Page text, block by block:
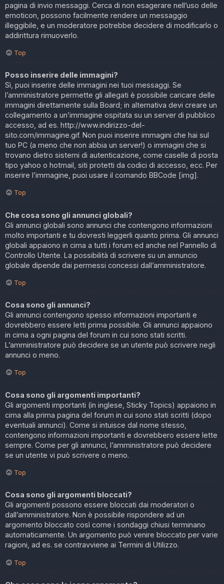
pagina di invio messaggi. Cerca di non esagerare nell’uso delle
emoticon, possono facilmente rendere un messaggio
illeggibile, e un moderatore potrebbe decidere di modificarlo o
addirittura rimuoverlo.
Top
Posso inserire delle immagini?
Sì, puoi inserire delle immagini nei tuoi messaggi. Se
l’amministratore permette gli allegati è possibile caricare delle
immagini direttamente sulla Board; in alternativa devi creare un
collegamento a un’immagine ospitata su un server di pubblico
accesso, ad es. http://www.indirizzo-del-
sito.com/immagine.gif. Non puoi inserire immagini che hai sul
tuo PC (a meno che non abbia un server!) o immagini che si
trovano dietro sistemi di autenticazione, come caselle di posta
tipo yahoo o hotmail, siti protetti da codici di accesso, ecc. Per
inserire l’immagine, puoi usare il comando BBCode [img].
Top
Che cosa sono gli annunci globali?
Gli annunci globali sono annunci che contengono informazioni
molto importanti e tu dovresti leggerli quanto prima. Gli annunci
globali appaiono in cima a tutti i forum ed anche nel Pannello di
Controllo Utente. La possibilità di scrivere su un annuncio
globale dipende dai permessi concessi dall’amministratore.
Top
Cosa sono gli annunci?
Gli annunci contengono spesso informazioni importanti e
dovrebbero essere letti prima possibile. Gli annunci appaiono
in cima a ogni pagina del forum in cui sono stati scritti.
L’amministratore può decidere se un utente può scrivere negli
annunci o meno.
Top
Cosa sono gli argomenti importanti?
Gli argomenti importanti (in inglese, Sticky Topics) appaiono in
cima alla prima pagina del forum in cui sono stati scritti (dopo
eventuali annunci). Come si intuisce dal nome stesso,
contengono informazioni importanti e dovrebbero essere lette
sempre. Come per gli annunci, l’amministratore può decidere
se un utente vi può scrivere o meno.
Top
Cosa sono gli argomenti bloccati?
Gli argomenti possono essere bloccati dai moderatori o
dall’amministratore. Non è possibile rispondere ad un
argomento bloccato così come i sondaggi chiusi terminano
automaticamente. Un argomento può venire bloccato per varie
ragioni, ad es. se contravviene ai Termini di Utilizzo.
Top